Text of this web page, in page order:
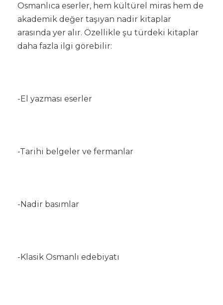
Osmanlıca eserler, hem kültürel miras hem de
akademik değer taşıyan nadir kitaplar
arasında yer alır. Özellikle şu türdeki kitaplar
daha fazla ilgi görebilir:
-El yazması eserler
-Tarihi belgeler ve fermanlar
-Nadir basımlar
-Klasik Osmanlı edebiyatı